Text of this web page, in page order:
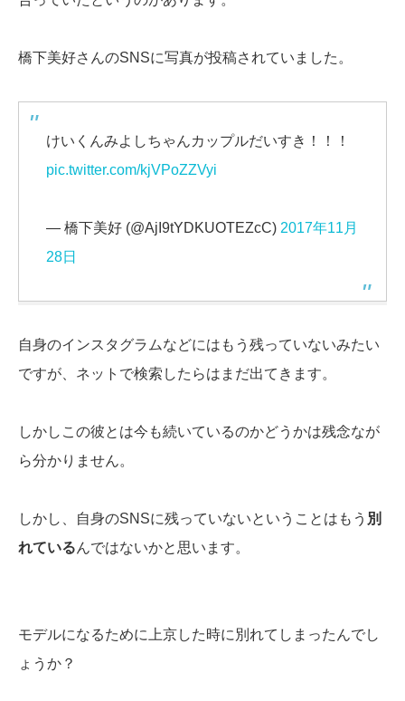
橋下美好さんのSNSに写真が投稿されていました。
けいくんみよしちゃんカップルだいすき！！！
pic.twitter.com/kjVPoZZVyi
— 橋下美好 (@AjI9tYDKUOTEZcC) 2017年11月
28日
自身のインスタグラムなどにはもう残っていないみたい
ですが、ネットで検索したらはまだ出てきます。
しかしこの彼とは今も続いているのかどうかは残念なが
ら分かりません。
しかし、自身のSNSに残っていないということはもう 別
れているんではないかと思います。
モデルになるために上京した時に別れてしまったんでし
ょうか？